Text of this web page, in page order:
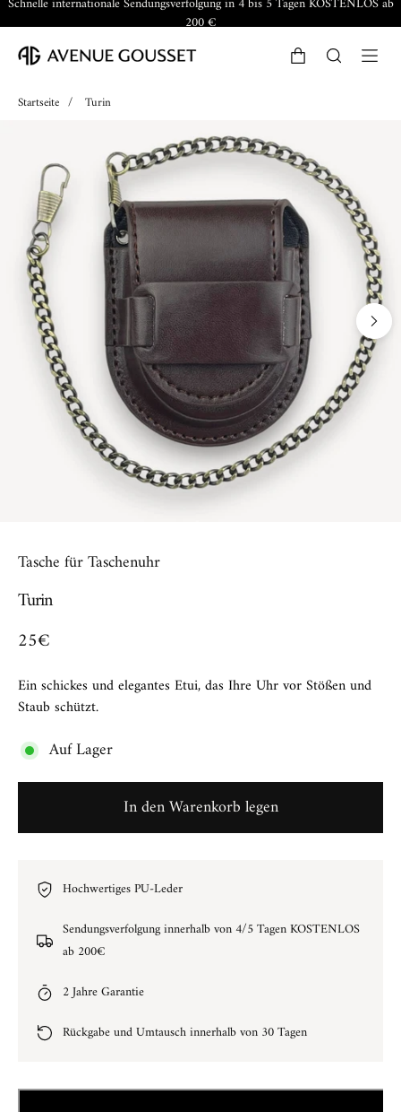
200 €
Startseite / Turin
Tasche für Taschenuhr
Turin
25€
Ein schickes und elegantes Etui, das Ihre Uhr vor Stößen und
Staub schützt.
Auf Lager
In den Warenkorb legen
Hochwertiges PU-Leder
Sendungsverfolgung innerhalb von 4/5 Tagen KOSTENLOS
ab 200€
2 Jahre Garantie
Rückgabe und Umtausch innerhalb von 30 Tagen